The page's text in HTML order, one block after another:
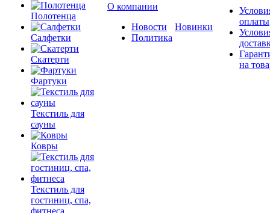
Полотенца
Салфетки
Скатерти
Фартуки
Текстиль для
сауны
Ковры
Текстиль для
гостиниц, спа,
фитнеса
О компании
Новости
Политика
Новинки
оплаты
на